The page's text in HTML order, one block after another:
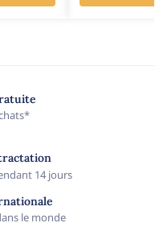
14 jours
le monde